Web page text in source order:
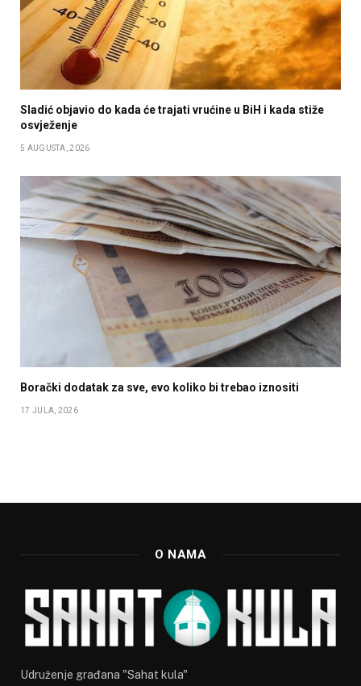
Sladić objavio do kada će trajati vrućine u BiH i kada stiže
osvježenje
5 AUGUSTA, 2026
Borački dodatak za sve, evo koliko bi trebao iznositi
17 JULA, 2026
O NAMA
Udruženje građana "Sahat kula"